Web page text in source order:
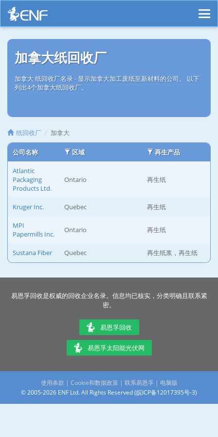
加拿大纸回收厂
加拿大 纸回收厂名录 - 显示加拿大加工废纸至新材料的公司。 以下
列出4个加拿大纸回收厂。
纸回收厂 加拿大
公司名称 区域 再生产品
Atlantic
Packaging
Products Ltd.
Ontario 再生纸
Kruger Inc. Quebec 再生纸
MPI
Papermills Inc.
Ontario 再生纸
Sustana Fiber Quebec 再生纸浆，再生纸
易恩孚回收是权威的回收企业名录。信息均已核实，分类明确且联系紧
密。
易恩孚回收
易恩孚太阳能光伏网
使用条款 | Cookie和数据政策| 联系易恩孚 | 电脑版
© 2005-2026 ENF Ltd. All Rights Reserved (皖ICP备12017395号-3)